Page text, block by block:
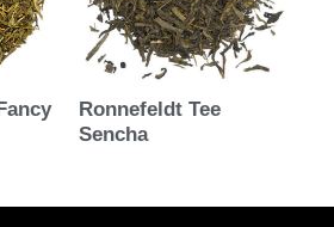
Ronnefeldt Tee
Sencha